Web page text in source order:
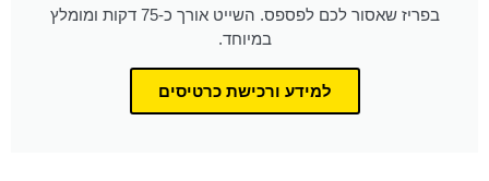
בפריז שאסור לכם לפספס. השייט אורך כ-75 דקות ומומלץ
במיוחד.
למידע ורכישת כרטיסים